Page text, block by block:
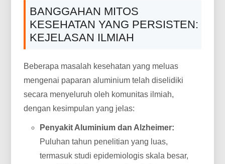
BANGGAHAN MITOS
KESEHATAN YANG PERSISTEN:
KEJELASAN ILMIAH
Beberapa masalah kesehatan yang meluas
mengenai paparan aluminium telah diselidiki
secara menyeluruh oleh komunitas ilmiah,
dengan kesimpulan yang jelas:
Penyakit Aluminium dan Alzheimer:
Puluhan tahun penelitian yang luas,
termasuk studi epidemiologis skala besar,